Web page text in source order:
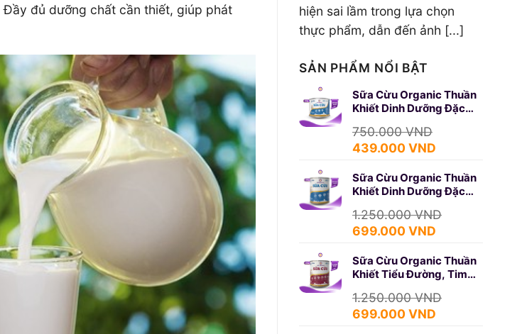
Đầy đủ dưỡng chất cần thiết, giúp phát
hiện sai lầm trong lựa chọn
thực phẩm, dẫn đến ảnh [...]
SẢN PHẨM NỔI BẬT
Sữa Cừu Organic Thuần
Khiết Dinh Dưỡng Đặc
750.000VND
Giá
là:
750.000 VND.
439.000 VND
tại
là:
439.000 VND.
Sữa Cừu Organic Thuần
Khiết Dinh Dưỡng Đặc
1.250.000VND
Giá
là:
1.250.000 VND.
699.000 VND
tại
là:
699.000 VND.
Sữa Cừu Organic Thuần
Khiết Tiểu Đường, Tim
1.250.000VND
Giá
699.000 VND